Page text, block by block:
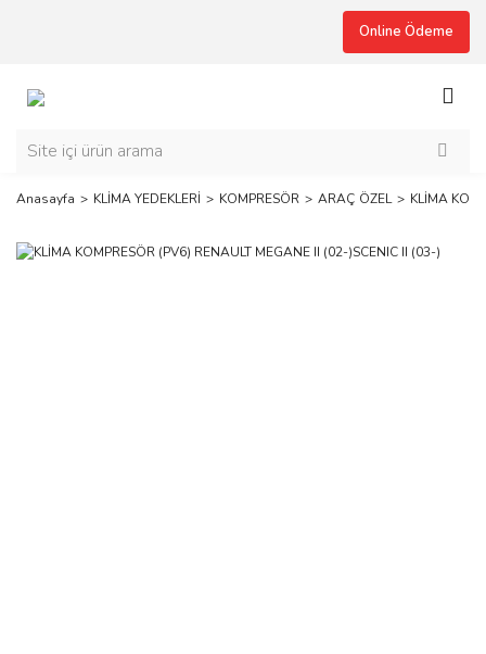
Online Ödeme
Anasayfa KLİMA YEDEKLERİ KOMPRESÖR ARAÇ ÖZEL KLİMA